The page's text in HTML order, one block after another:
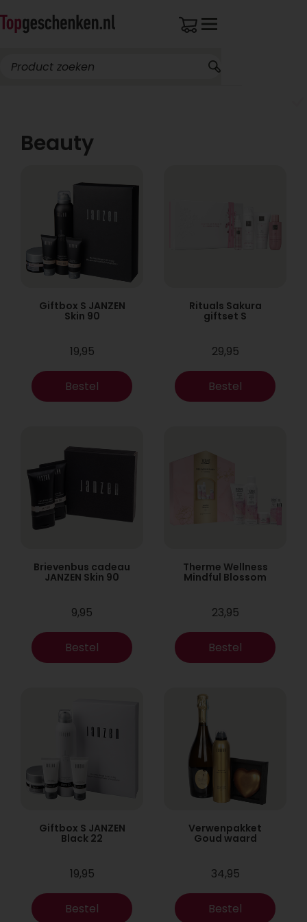
Beauty
Giftbox S JANZEN
Skin 90
19,95
Bestel
Rituals Sakura
giftset S
29,95
Bestel
Brievenbus cadeau
JANZEN Skin 90
9,95
Bestel
Therme Wellness
Mindful Blossom
23,95
Bestel
Giftbox S JANZEN
Black 22
19,95
Bestel
Verwenpakket
Goud waard
34,95
Bestel